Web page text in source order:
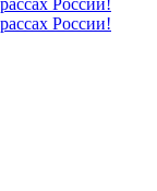
России!
России!